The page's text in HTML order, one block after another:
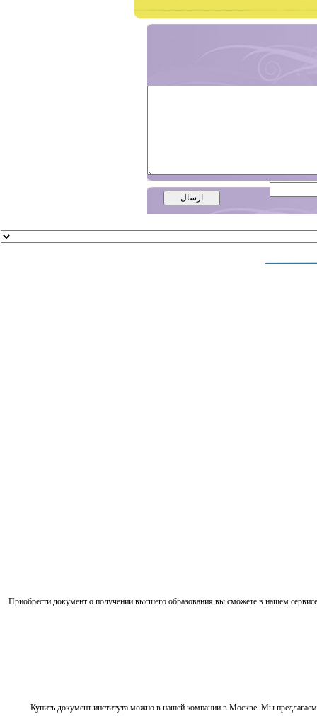
Приобрести документ о получении высшего образования вы сможете в нашем
Купить документ института можно в нашей компании в Москве. Мы